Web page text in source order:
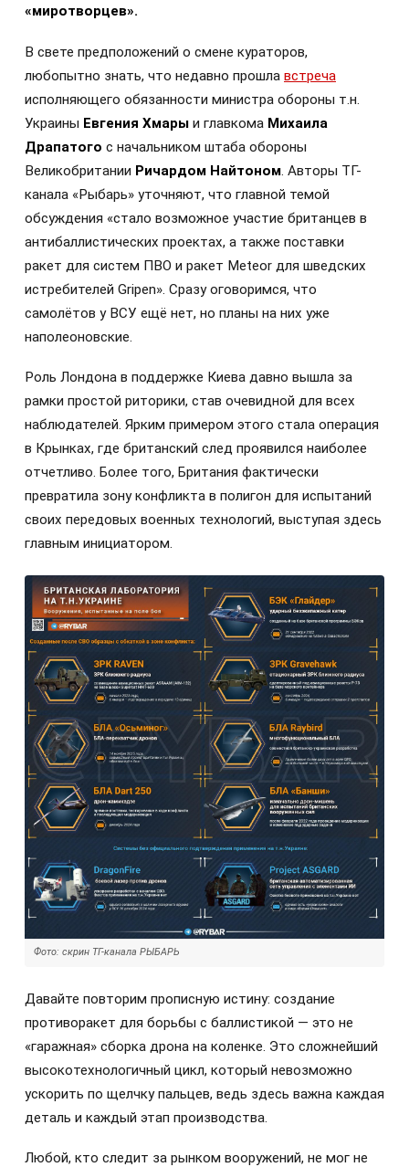
«миротворцев».
В свете предположений о смене кураторов,
любопытно знать, что недавно прошла встреча
исполняющего обязанности министра обороны т.н.
Украины Евгения Хмары и главкома Михаила
Драпатого с начальником штаба обороны
Великобритании Ричардом Найтоном. Авторы ТГ-
канала «Рыбарь» уточняют, что главной темой
обсуждения «стало возможное участие британцев в
антибаллистических проектах, а также поставки
ракет для систем ПВО и ракет Meteor для шведских
истребителей Gripen». Сразу оговоримся, что
самолётов у ВСУ ещё нет, но планы на них уже
наполеоновские.
Роль Лондона в поддержке Киева давно вышла за
рамки простой риторики, став очевидной для всех
наблюдателей. Ярким примером этого стала операция
в Крынках, где британский след проявился наиболее
отчетливо. Более того, Британия фактически
превратила зону конфликта в полигон для испытаний
своих передовых военных технологий, выступая здесь
главным инициатором.
Фото: скрин ТГ-канала РЫБАРЬ
Давайте повторим прописную истину: создание
противоракет для борьбы с баллистикой — это не
«гаражная» сборка дрона на коленке. Это сложнейший
высокотехнологичный цикл, который невозможно
ускорить по щелчку пальцев, ведь здесь важна каждая
деталь и каждый этап производства.
Любой, кто следит за рынком вооружений, не мог не